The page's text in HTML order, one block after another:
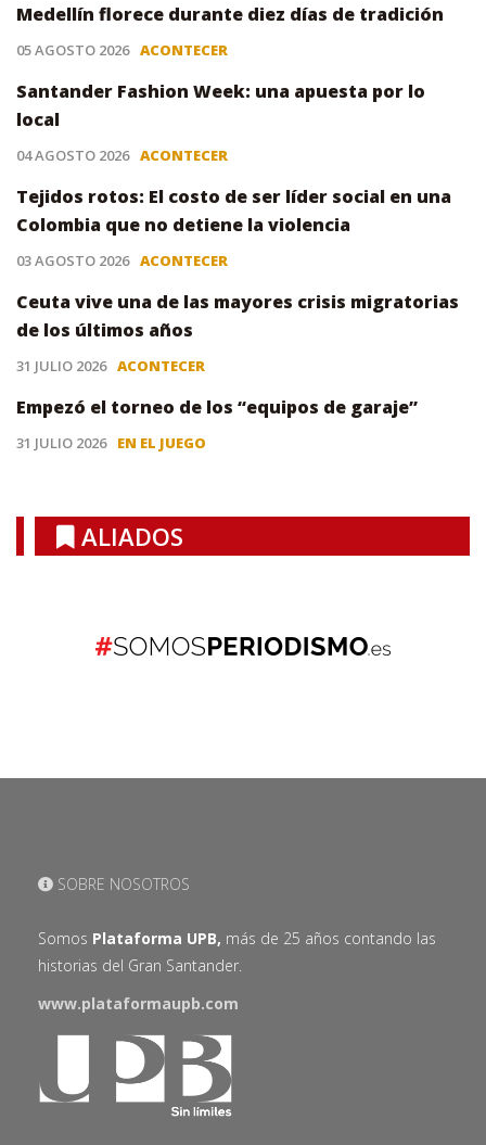
Medellín florece durante diez días de tradición
05 AGOSTO 2026 ACONTECER
Santander Fashion Week: una apuesta por lo
local
04 AGOSTO 2026 ACONTECER
Tejidos rotos: El costo de ser líder social en una
Colombia que no detiene la violencia
03 AGOSTO 2026 ACONTECER
Ceuta vive una de las mayores crisis migratorias
de los últimos años
31 JULIO 2026 ACONTECER
Empezó el torneo de los “equipos de garaje”
31 JULIO 2026 EN EL JUEGO
ALIADOS
SOBRE NOSOTROS
Somos Plataforma UPB, más de 25 años contando las
historias del Gran Santander.
www.plataformaupb.com